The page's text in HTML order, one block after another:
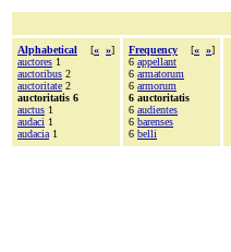
Alphabetical [« »]
auctores 1
auctoribus 2
auctoritate 2
auctoritatis 6
auctus 1
audaci 1
audacia 1
Frequency [« »]
6 appellant
6 armatorum
6 armorum
6 auctoritatis
6 audientes
6 barenses
6 belli